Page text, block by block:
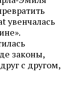
увенчалась
законы,
с другом,